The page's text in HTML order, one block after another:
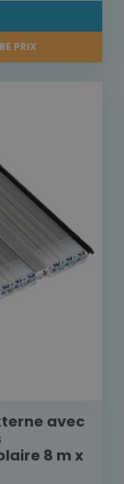
PRIX
avec
8 m x